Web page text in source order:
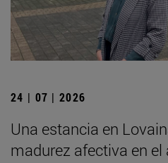
24 | 07 | 2026
Una estancia en
madurez afectiva en